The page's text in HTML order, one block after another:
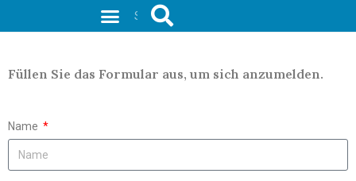
Füllen Sie das Formular aus, um sich anzumelden.
Name